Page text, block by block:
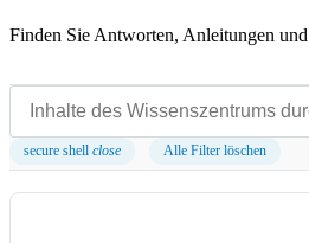
Finden Sie Antworten, Anleitungen
secure shell close Alle Filter löschen